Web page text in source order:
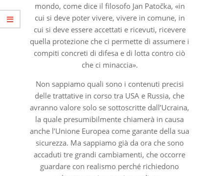
mondo, come dice il filosofo Jan Patočka, «in
cui si deve poter vivere, vivere in comune, in
cui si deve essere accettati e ricevuti, ricevere
quella protezione che ci permette di assumere i
compiti concreti di difesa e di lotta contro ciò
che ci minaccia».
Non sappiamo quali sono i contenuti precisi
delle trattative in corso tra USA e Russia, che
avranno valore solo se sottoscritte dall’Ucraina,
la quale presumibilmente chiamerà in causa
anche l’Unione Europea come garante della sua
sicurezza. Ma sappiamo già da ora che sono
accaduti tre grandi cambiamenti, che occorre
guardare con realismo perché richiedono